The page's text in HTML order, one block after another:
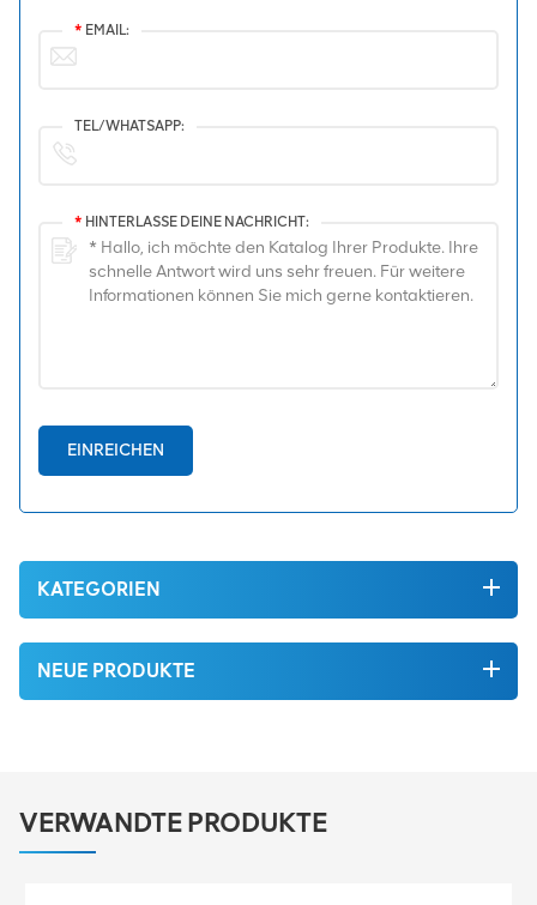
* EMAIL:
TEL/WHATSAPP:
* HINTERLASSE DEINE NACHRICHT:
EINREICHEN
KATEGORIEN
NEUE PRODUKTE
VERWANDTE PRODUKTE